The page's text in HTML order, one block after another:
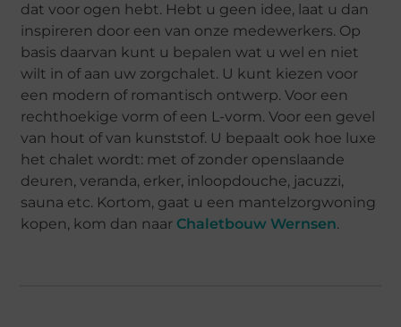
dat voor ogen hebt. Hebt u geen idee, laat u dan
inspireren door een van onze medewerkers. Op
basis daarvan kunt u bepalen wat u wel en niet
wilt in of aan uw zorgchalet. U kunt kiezen voor
een modern of romantisch ontwerp. Voor een
rechthoekige vorm of een L-vorm. Voor een gevel
van hout of van kunststof. U bepaalt ook hoe luxe
het chalet wordt: met of zonder openslaande
deuren, veranda, erker, inloopdouche, jacuzzi,
sauna etc. Kortom, gaat u een mantelzorgwoning
kopen, kom dan naar Chaletbouw Wernsen.